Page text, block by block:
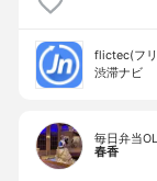
flictec(フ
渋滞ナビ
毎日弁当
春香